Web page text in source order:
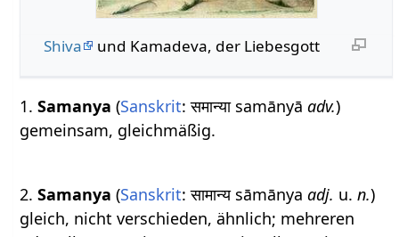
Shiva und Kamadeva, der Liebesgott
1.Samanya (Sanskrit: समान्या samānyāadv.)
gemeinsam, gleichmäßig.
2.Samanya (Sanskrit: सामान्य sāmānyaadj. u.n.)
gleich, nicht verschieden, ähnlich; mehreren